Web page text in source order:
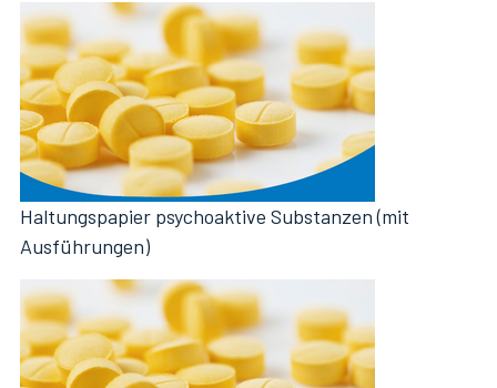
Haltungspapier psychoaktive Substanzen (mit
Ausführungen)